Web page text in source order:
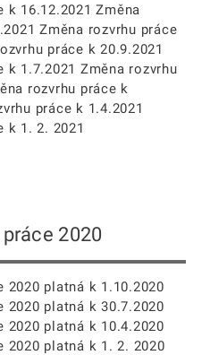
k 16.12.2021 Změna
Změna rozvrhu práce
práce k 20.9.2021
k 1.7.2021 Změna rozvrhu
rozvrhu práce k
práce k 1.4.2021
k 1. 2. 2021
2020
2020 platná k 1.10.2020
2020 platná k 30.7.2020
2020 platná k 10.4.2020
2020 platná k 1. 2. 2020